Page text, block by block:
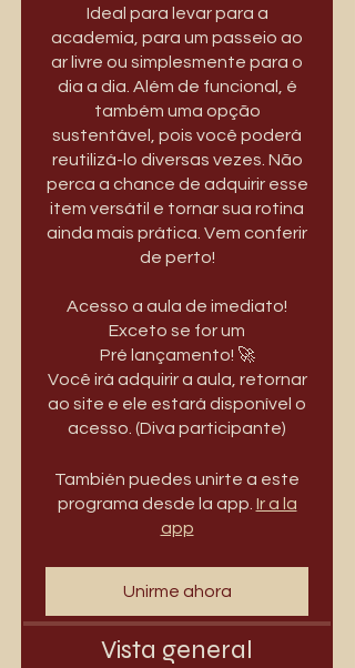
Ideal para levar para a
academia, para um passeio ao
ar livre ou simplesmente para o
dia a dia. Além de funcional, é
também uma opção
sustentável, pois você poderá
reutilizá-lo diversas vezes. Não
perca a chance de adquirir esse
item versátil e tornar sua rotina
ainda mais prática. Vem conferir
de perto!
Acesso a aula de imediato!
Exceto se for um
Pré lançamento! 🚀
Você irá adquirir a aula, retornar
ao site e ele estará disponível o
acesso. (Diva participante)
También puedes unirte a este
programa desde la app. Ir a la
app
Unirme ahora
Vista general